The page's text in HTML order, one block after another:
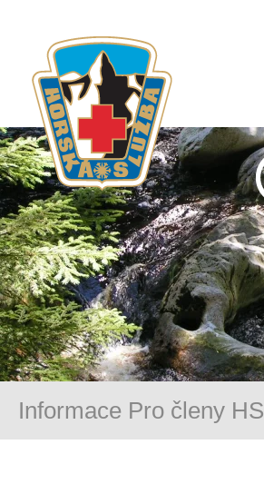
Informace Pro členy HS